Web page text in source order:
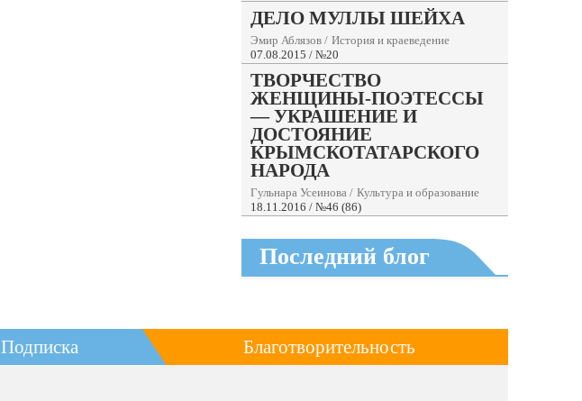
ДЕЛО МУЛЛЫ ШЕЙХА
Эмир Аблязов / История и краеведение
07.08.2015 / №20
ТВОРЧЕСТВО
ЖЕНЩИНЫ-ПОЭТЕССЫ
— УКРАШЕНИЕ И
ДОСТОЯНИЕ
КРЫМСКОТАТАРСКОГО
НАРОДА
Гульнара Усеинова / Культура и образование
18.11.2016 / №46 (86)
Последний блог
Подписка Благотворительность